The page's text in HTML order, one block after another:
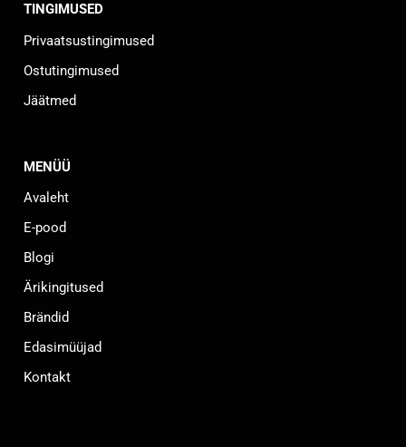
TINGIMUSED
Privaatsustingimused
Ostutingimused
Jäätmed
MENÜÜ
Avaleht
E-pood
Blogi
Ärikingitused
Brändid
Edasimüüjad
Kontakt